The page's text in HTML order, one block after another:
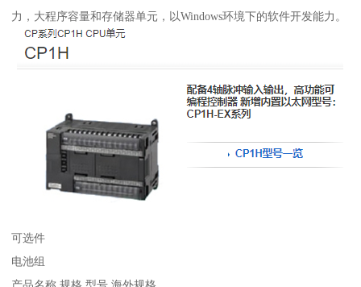
力，大程序容量和存储器单元，以Windows环境下的软件开发能力。
可选件
电池组
产品名称 规格 型号 海外规格